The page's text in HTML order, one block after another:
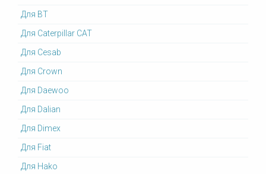
Для BT
Для Caterpillar CAT
Для Cesab
Для Crown
Для Daewoo
Для Dalian
Для Dimex
Для Fiat
Для Hako